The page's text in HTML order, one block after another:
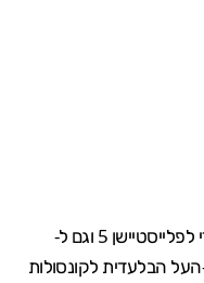
לפלייסטיישן 5
וגם ל-
הבלעדית לקונסולות